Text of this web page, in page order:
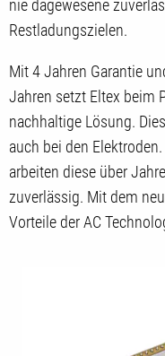
nie dagewesene
Restladungszielen.
Mit 4 Jahren Garantie
Jahren setzt Eltex beim
nachhaltige Lösung.
auch bei den
arbeiten diese über
zuverlässig. Mit dem
Vorteile der AC